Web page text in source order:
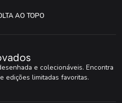
AO TOPO
e colecionáveis. Encontra
edições limitadas favoritas.